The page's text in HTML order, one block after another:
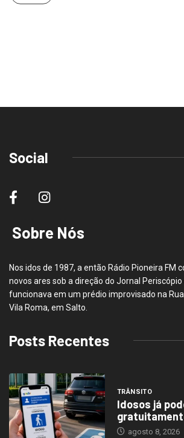
Social
Sobre Nós
Nos idos de 1987, a então Rádio Pioneira FM
novos ares sob a direção do Jornal
funcionava em um prédio improvisado na
Vila Roma, em Salto.
Posts Recentes
TRÂNSITO
Idosos já
agosto 8, 2026